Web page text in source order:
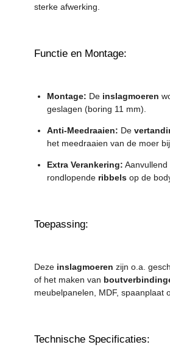
sterke afwerking.
Functie en Montage:
Montage: De inslagmoeren
geslagen (boring 11 mm).
Anti-Meedraaien: De
het meedraaien van de moer
Extra Verankering: Aanvullend
rondlopende ribbels op de
Toepassing:
Deze inslagmoeren zijn o.a.
of het maken van
meubelpanelen, MDF, spaanplaat
Technische Specificaties: